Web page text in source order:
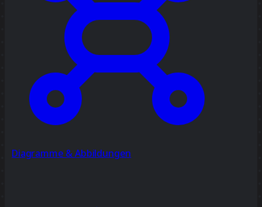
Diagramme & Abbildungen